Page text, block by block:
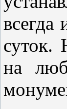
всегда
суток.
на